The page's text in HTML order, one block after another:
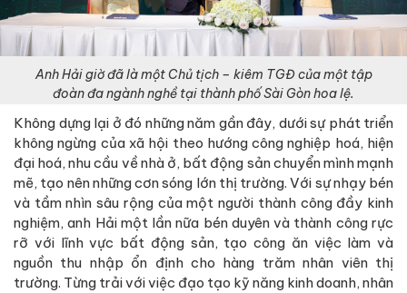
Anh Hải giờ đã là một Chủ tịch – kiêm TGĐ của một tập
đoàn đa ngành nghề tại thành phố Sài Gòn hoa lệ.
Không dựng lại ở đó những năm gần đây, dưới sự phát triển
không ngừng của xã hội theo hướng công nghiệp hoá, hiện
đại hoá, nhu cầu về nhà ở, bất động sản chuyển mình mạnh
mẽ, tạo nên những cơn sóng lớn thị trường. Với sự nhạy bén
và tầm nhìn sâu rộng của một người thành công đầy kinh
nghiệm, anh Hải một lần nữa bén duyên và thành công rực
rỡ với lĩnh vực bất động sản, tạo công ăn việc làm và
nguồn thu nhập ổn định cho hàng trăm nhân viên thị
trường. Từng trải với việc đạo tạo kỹ năng kinh doanh, nhân